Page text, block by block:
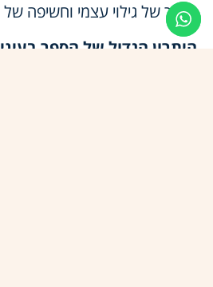
סיפור של גילוי עצמי וחשיפה
היתרון הגדול של הספר